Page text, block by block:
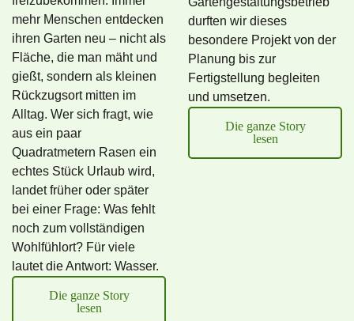
mehr Menschen entdecken
ihren Garten neu – nicht als
Fläche, die man mäht und
gießt, sondern als kleinen
Rückzugsort mitten im
Alltag. Wer sich fragt, wie
aus ein paar
Quadratmetern Rasen ein
echtes Stück Urlaub wird,
landet früher oder später
bei einer Frage: Was fehlt
noch zum vollständigen
Wohlfühlort? Für viele
lautet die Antwort: Wasser.
Die ganze Story
lesen
durften wir dieses
besondere Projekt von der
Planung bis zur
Fertigstellung begleiten
und umsetzen.
Die ganze Story
lesen